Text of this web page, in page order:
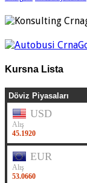
Kursna Lista